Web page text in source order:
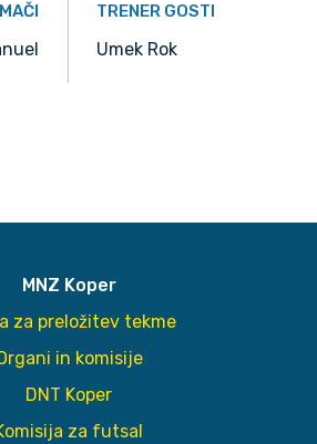
TRENER GOSTI
Umek Rok
MNZ Koper
za preložitev tekme
in komisije
DNT Koper
za futsal